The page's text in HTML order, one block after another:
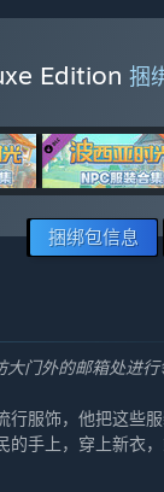
Edition 捆
捆绑包信息
门外的邮箱处进行
服饰，他把这些
手上，穿上新衣